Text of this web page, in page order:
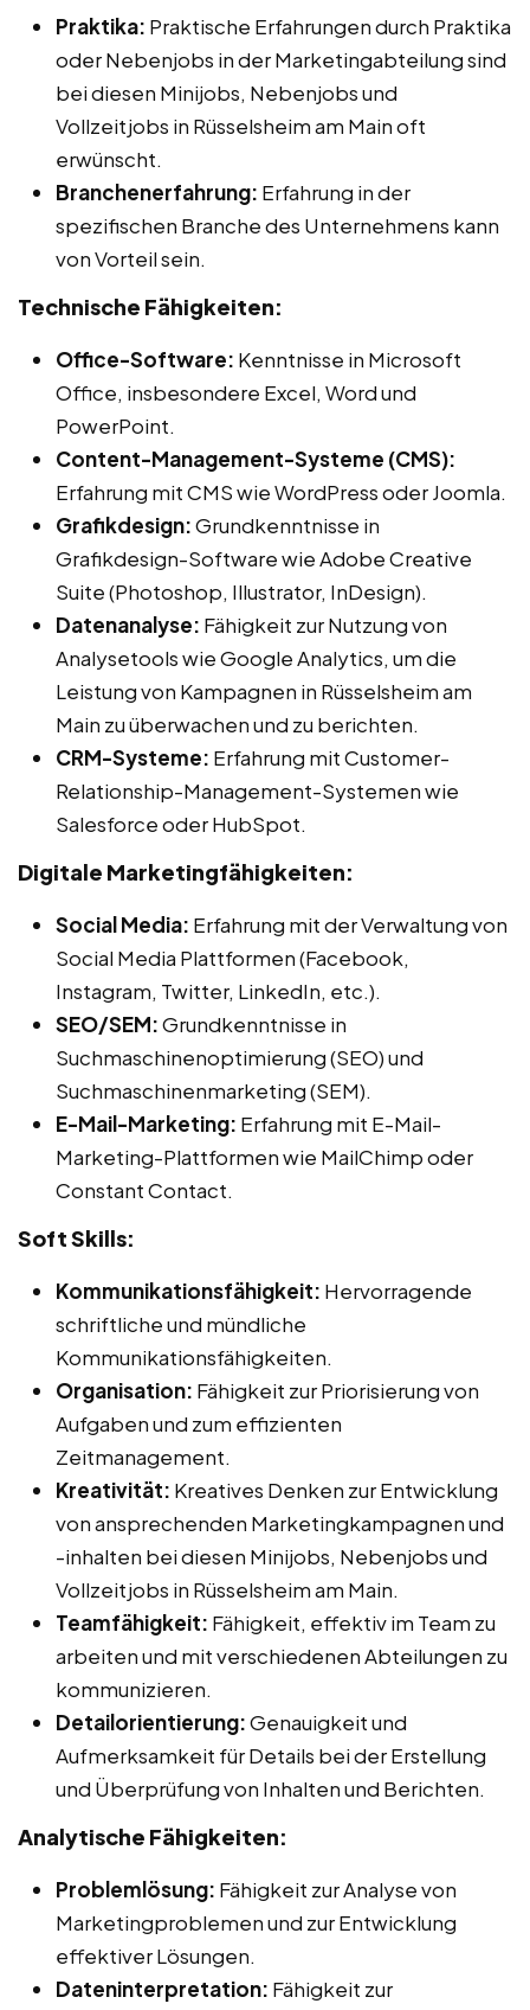
Praktika: Praktische Erfahrungen durch Praktika
oder Nebenjobs in der Marketingabteilung sind
bei diesen Minijobs, Nebenjobs und
Vollzeitjobs in Rüsselsheim am Main oft
erwünscht.
Branchenerfahrung: Erfahrung in der
spezifischen Branche des Unternehmens kann
von Vorteil sein.
Technische Fähigkeiten:
Office-Software: Kenntnisse in Microsoft
Office, insbesondere Excel, Word und
PowerPoint.
Content-Management-Systeme (CMS):
Erfahrung mit CMS wie WordPress oder Joomla.
Grafikdesign:Grundkenntnisse in
Grafikdesign-Software wie Adobe Creative
Suite (Photoshop, Illustrator, InDesign).
Datenanalyse: Fähigkeit zur Nutzung von
Analysetools wie Google Analytics, um die
Leistung von Kampagnen in Rüsselsheim am
Main zu überwachen und zu berichten.
CRM-Systeme: Erfahrung mit Customer-
Relationship-Management-Systemen wie
Salesforce oder HubSpot.
Digitale Marketingfähigkeiten:
Social Media: Erfahrung mit der Verwaltung von
Social Media Plattformen (Facebook,
Instagram, Twitter, LinkedIn, etc.).
SEO/SEM:Grundkenntnisse in
Suchmaschinenoptimierung (SEO) und
Suchmaschinenmarketing (SEM).
E-Mail-Marketing: Erfahrung mit E-Mail-
Marketing-Plattformen wie MailChimp oder
Constant Contact.
Soft Skills:
Kommunikationsfähigkeit: Hervorragende
schriftliche und mündliche
Kommunikationsfähigkeiten.
Organisation: Fähigkeit zur Priorisierung von
Aufgaben und zum effizienten
Zeitmanagement.
Kreativität: Kreatives Denken zur Entwicklung
von ansprechenden Marketingkampagnen und
-inhalten bei diesen Minijobs, Nebenjobs und
Vollzeitjobs in Rüsselsheim am Main.
Teamfähigkeit: Fähigkeit, effektiv im Team zu
arbeiten und mit verschiedenen Abteilungen zu
kommunizieren.
Detailorientierung:Genauigkeit und
Aufmerksamkeit für Details bei der Erstellung
und Überprüfung von Inhalten und Berichten.
Analytische Fähigkeiten:
Problemlösung: Fähigkeit zur Analyse von
Marketingproblemen und zur Entwicklung
effektiver Lösungen.
Dateninterpretation: Fähigkeit zur